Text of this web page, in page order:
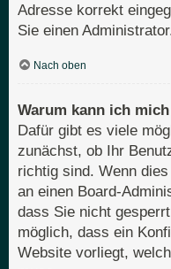
Adresse korrekt
Sie einen
Nach oben
Warum kann ich
Dafür gibt es viele
zunächst, ob Ihr
richtig sind. Wenn
an einen Board-
dass Sie nicht
möglich, dass ein
Website vorliegt,